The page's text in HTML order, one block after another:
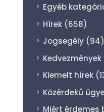
Egyéb
Hírek (658)
Jogsegély (94)
Kedvezmények
Kiemelt hírek
Közérdekű
Miért érdemes